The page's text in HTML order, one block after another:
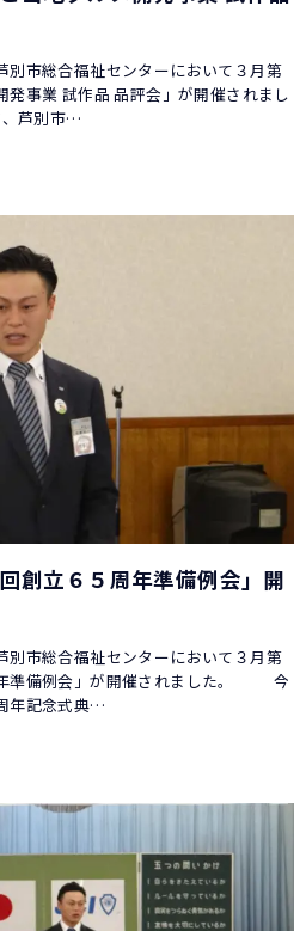
市総合福祉センターにおいて３月第
発事業 試作品 品評会」が開催されまし
芦別市…
創立６５周年準備例会」開
市総合福祉センターにおいて３月第
準備例会」が開催されました。 今
年記念式典…